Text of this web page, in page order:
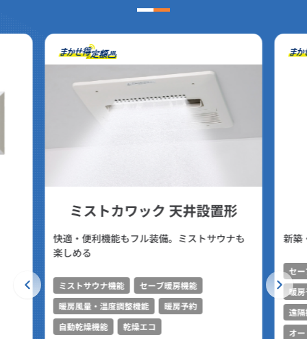
ミストカワック 天井設置形
快適・便利機能もフル装備。ミストサウナも
楽しめる
ミストサウナ機能
セーブ暖房機能
暖房風量・温度調整機能
暖房予約
自動乾燥機能
乾燥エコ
新築
セ
暖
遠
オ